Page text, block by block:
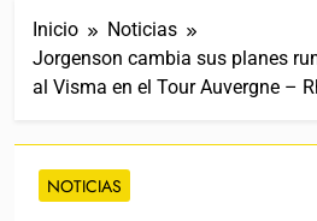
Inicio
Noticias
Jorgenson cambia sus planes
al Visma en el Tour Auvergne –
NOTICIAS